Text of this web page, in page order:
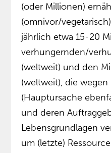
(oder Millionen)
(omnivor/
jährlich etwa 15-20
verhungernden/
(weltweit) und den
(weltweit), die
(Hauptursache
und deren
Lebensgrundlagen
um (letzte)